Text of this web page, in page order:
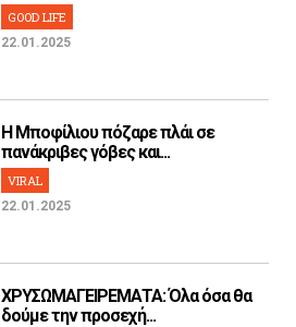
GOOD LIFE
22.01.2025
H Μποφίλιου πόζαρε πλάι σε
πανάκριβες γόβες και...
VIRAL
22.01.2025
ΧΡΥΣΩΜΑΓΕΙΡΕΜΑΤΑ: Όλα όσα θα
δούμε την προσεχή...